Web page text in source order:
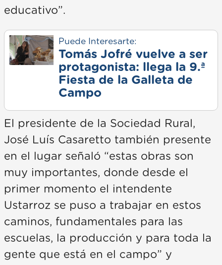
educativo”.
Puede Interesarte:
Tomás Jofré vuelve a ser
protagonista: llega la 9.ª
Fiesta de la Galleta de
Campo
El presidente de la Sociedad Rural,
José Luís Casaretto también presente
en el lugar señaló “estas obras son
muy importantes, donde desde el
primer momento el intendente
Ustarroz se puso a trabajar en estos
caminos, fundamentales para las
escuelas, la producción y para toda la
gente que está en el campo” y